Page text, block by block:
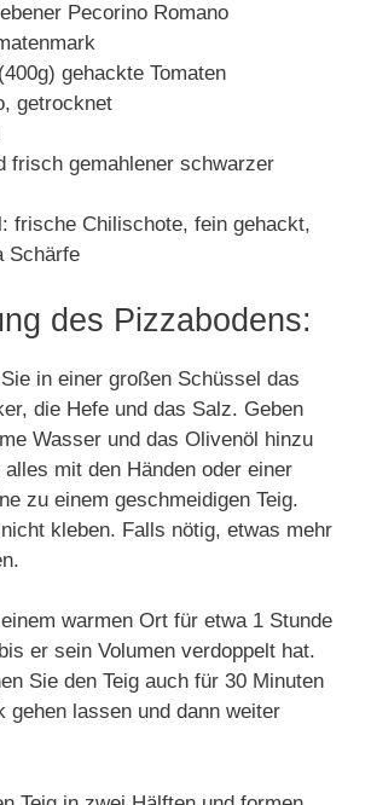
Pecorino Romano
gehackte Tomaten
getrocknet
frisch gemahlener schwarzer
frische Chilischote, fein gehackt,
Schärfe
des Pizzabodens:
in einer großen Schüssel das
die Hefe und das Salz. Geben
Wasser und das Olivenöl hinzu
alles mit den Händen oder einer
zu einem geschmeidigen Teig.
kleben. Falls nötig, etwas mehr
warmen Ort für etwa 1 Stunde
er sein Volumen verdoppelt hat.
Sie den Teig auch für 30 Minuten
gehen lassen und dann weiter